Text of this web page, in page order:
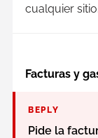
cualquier sitio.
Facturas y
BEPLY
Pide la